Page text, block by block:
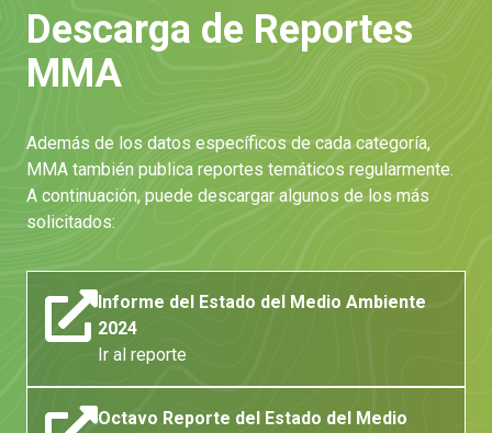
Descarga de Reportes
MMA
Además de los datos específicos de cada categoría,
MMA también publica reportes temáticos regularmente.
A continuación, puede descargar algunos de los más
solicitados:
Informe del Estado del Medio Ambiente
2024
Ir al reporte
Octavo Reporte del Estado del Medio